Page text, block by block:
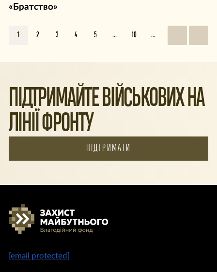
«Братство»
1 2 3 4 5 ... 10 ...
ПІДТРИМАЙТЕ ВІЙСЬКОВИХ НА
ЛІНІЇ ФРОНТУ
ПІДТРИМАТИ
[email protected]